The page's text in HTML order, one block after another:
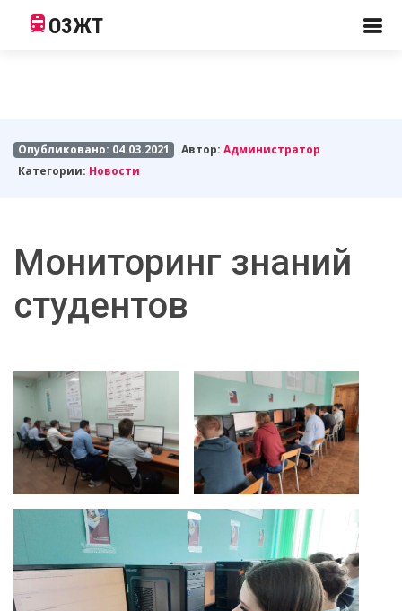
ОЗЖТ
Опубликовано: 04.03.2021 Автор:Администратор
Категории: Новости
Мониторинг знаний
студентов